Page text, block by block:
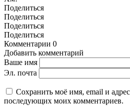
Поделиться
Поделиться
Поделиться
Поделиться
Комментарии 0
Добавить комментарий
Ваше имя
Эл. почта
Сохранить моё имя, email и
последующих моих комментариев.